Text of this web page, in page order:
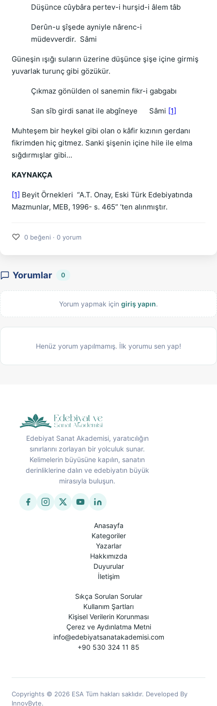
Düşünce cûybâra pertev-i hurşid-i âlem tâb
Derûn-u şîşede ayniyle nârenc-i
müdevverdir. Sâmi
Güneşin ışığı suların üzerine düşünce şişe içine girmiş
yuvarlak turunç gibi gözükür.
Çıkmaz gönülden ol sanemin fikr-i gabgabı
San sîb girdi sanat ile abgîneye Sâmi [1]
Muhteşem bir heykel gibi olan o kâfir kızının gerdanı
fikrimden hiç gitmez. Sanki şişenin içine hile ile elma
sığdırmışlar gibi…
KAYNAKÇA
[1] Beyit Örnekleri “A.T. Onay, Eski Türk Edebiyatında
Mazmunlar, MEB, 1996- s. 465” ’ten alınmıştır.
♡ 0 beğeni · 0 yorum
Yorumlar 0
Yorum yapmak için giriş yapın.
Henüz yorum yapılmamış. İlk yorumu sen yap!
Edebiyat Sanat Akademisi, yaratıcılığın
sınırlarını zorlayan bir yolculuk sunar.
Kelimelerin büyüsüne kapılın, sanatın
derinliklerine dalın ve edebiyatın büyük
mirasıyla buluşun.
Anasayfa
Kategoriler
Yazarlar
Hakkımızda
Duyurular
İletişim
Sıkça Sorulan Sorular
Kullanım Şartları
Kişisel Verilerin Korunması
Çerez ve Aydınlatma Metni
info@edebiyatsanatakademisi.com
+90 530 324 11 85
Copyrights © 2026 ESA Tüm hakları saklıdır. Developed By
InnovByte.